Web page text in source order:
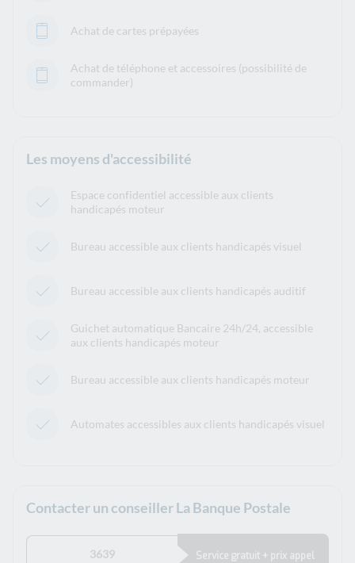
Achat de cartes prépayées
Achat de téléphone et accessoires (possibilité de
commander)
Les moyens d'accessibilité
Espace confidentiel accessible aux clients
handicapés moteur
Bureau accessible aux clients handicapés visuel
Bureau accessible aux clients handicapés auditif
Guichet automatique Bancaire 24h/24, accessible
aux clients handicapés moteur
Bureau accessible aux clients handicapés moteur
Automates accessibles aux clients handicapés visuel
Contacter un conseiller La Banque Postale
3639 Service gratuit + prix appel